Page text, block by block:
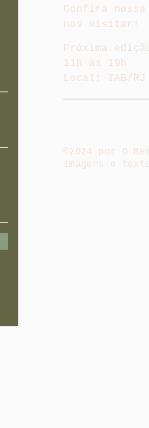
Confira nossa
nos visitar!
Próxima
11h às 19h
Local: IAB/RJ
©2024 por O
Imagens e